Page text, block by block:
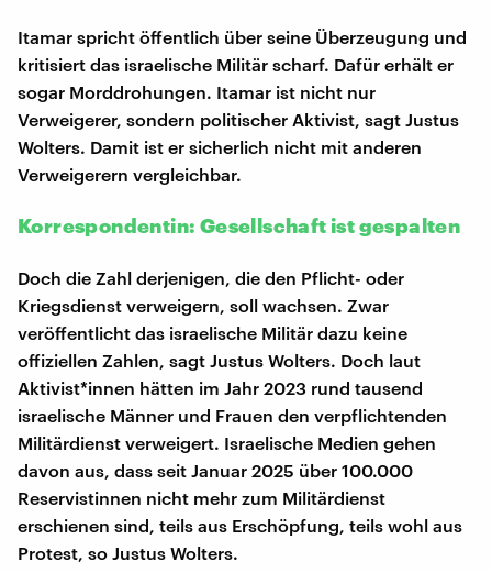
Itamar spricht öffentlich über seine Überzeugung und
kritisiert das israelische Militär scharf. Dafür erhält er
sogar Morddrohungen. Itamar ist nicht nur
Verweigerer, sondern politischer Aktivist, sagt Justus
Wolters. Damit ist er sicherlich nicht mit anderen
Verweigerern vergleichbar.
Korrespondentin: Gesellschaft ist gespalten
Doch die Zahl derjenigen, die den Pflicht- oder
Kriegsdienst verweigern, soll wachsen. Zwar
veröffentlicht das israelische Militär dazu keine
offiziellen Zahlen, sagt Justus Wolters. Doch laut
Aktivist*innen hätten im Jahr 2023 rund tausend
israelische Männer und Frauen den verpflichtenden
Militärdienst verweigert. Israelische Medien gehen
davon aus, dass seit Januar 2025 über 100.000
Reservistinnen nicht mehr zum Militärdienst
erschienen sind, teils aus Erschöpfung, teils wohl aus
Protest, so Justus Wolters.